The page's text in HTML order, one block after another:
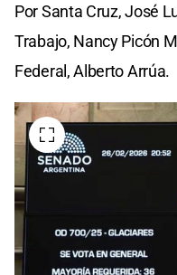
Por Santa Cruz, José
Trabajo, Nancy Picón
Federal, Alberto Arrúa.